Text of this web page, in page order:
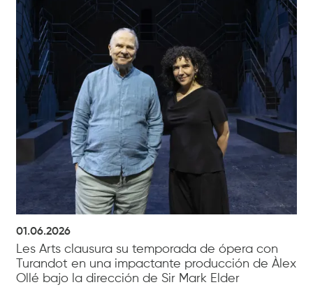
01.06.2026
Les Arts clausura su temporada de ópera con
Turandot en una impactante producción de Àlex
Ollé bajo la dirección de Sir Mark Elder